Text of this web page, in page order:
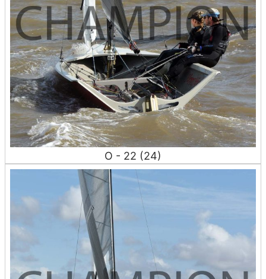
O - 22 (24)